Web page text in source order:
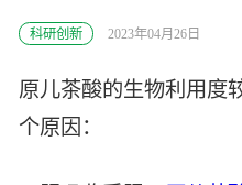
公司介绍
科研创新 2023年04月26日
原儿茶酸的生物利用度
个原因：